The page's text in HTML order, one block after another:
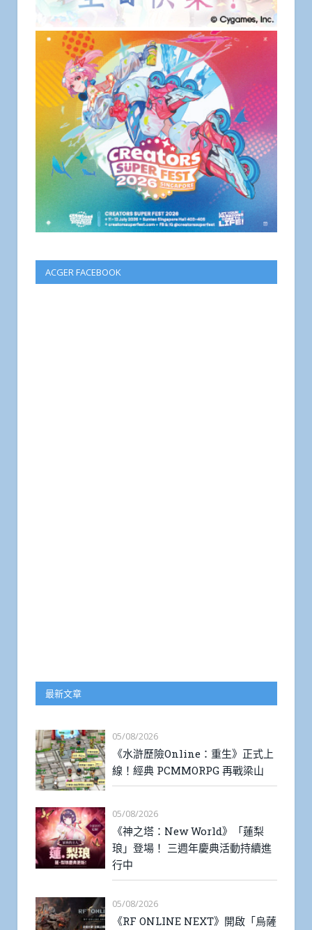
ACGER FACEBOOK
最新文章
05/08/2026
《水滸歷險Online：重生》正式上
線！經典 PCMMORPG 再戰梁山
05/08/2026
《神之塔：New World》「蓮梨
琅」登場！ 三週年慶典活動持續進
行中
05/08/2026
《RF ONLINE NEXT》開啟「烏薩